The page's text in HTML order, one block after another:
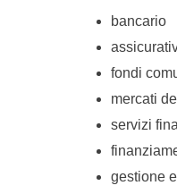
bancario
fondi
mercati
servizi
gestione